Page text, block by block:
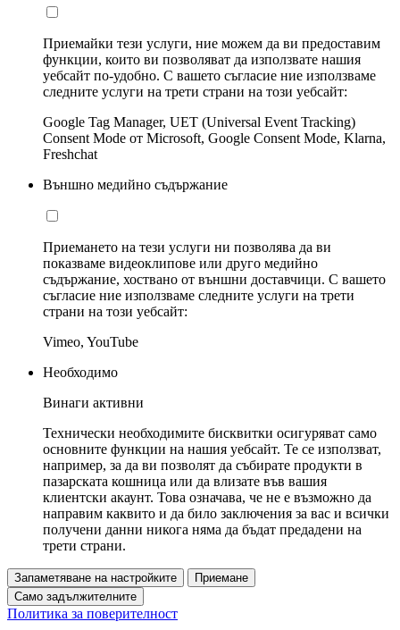
Приемайки тези услуги, ние можем да ви предоставим
функции, които ви позволяват да използвате нашия
уебсайт по-удобно. С вашето съгласие ние използваме
следните услуги на трети страни на този уебсайт:
Google Tag Manager, UET (Universal Event Tracking)
Consent Mode от Microsoft, Google Consent Mode, Klarna,
Freshchat
Външно медийно съдържание
Приемането на тези услуги ни позволява да ви
показваме видеоклипове или друго медийно
съдържание, хоствано от външни доставчици. С вашето
съгласие ние използваме следните услуги на трети
страни на този уебсайт:
Vimeo, YouTube
Необходимо
Винаги активни
Технически необходимите бисквитки осигуряват само
основните функции на нашия уебсайт. Те се използват,
например, за да ви позволят да събирате продукти в
пазарската кошница или да влизате във вашия
клиентски акаунт. Това означава, че не е възможно да
направим каквито и да било заключения за вас и всички
получени данни никога няма да бъдат предадени на
трети страни.
Запаметяване на настройките
Приемане
Само задължителните
Политика за поверителност